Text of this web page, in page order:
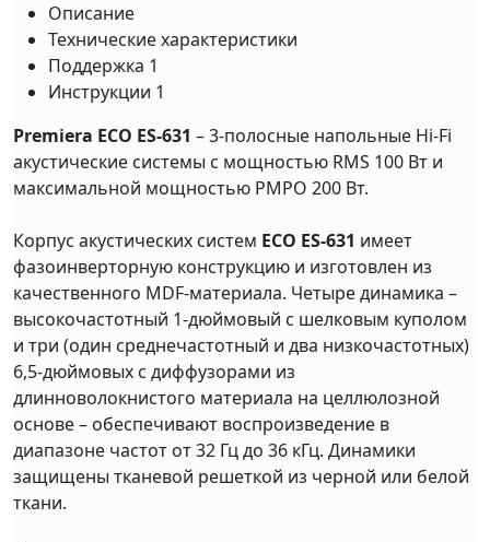
Описание
Технические характеристики
Поддержка 1
Инструкции 1
Premiera ECO ES-631 – 3-полосные напольные Hi-Fi
акустические системы с мощностью RMS 100 Вт и
максимальной мощностью PMPO 200 Вт.
Корпус акустических систем ECO ES-631 имеет
фазоинверторную конструкцию и изготовлен из
качественного MDF-материала. Четыре динамика –
высокочастотный 1-дюймовый с шелковым куполом
и три (один среднечастотный и два низкочастотных)
6,5-дюймовых с диффузорами из
длинноволокнистого материала на целлюлозной
основе – обеспечивают воспроизведение в
диапазоне частот от 32 Гц до 36 кГц. Динамики
защищены тканевой решеткой из черной или белой
ткани.